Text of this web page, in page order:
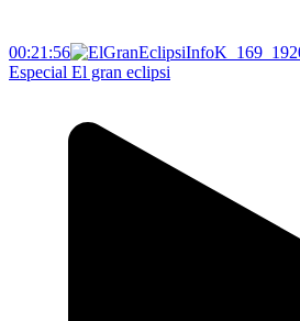
00:21:56
Especial El gran eclipsi